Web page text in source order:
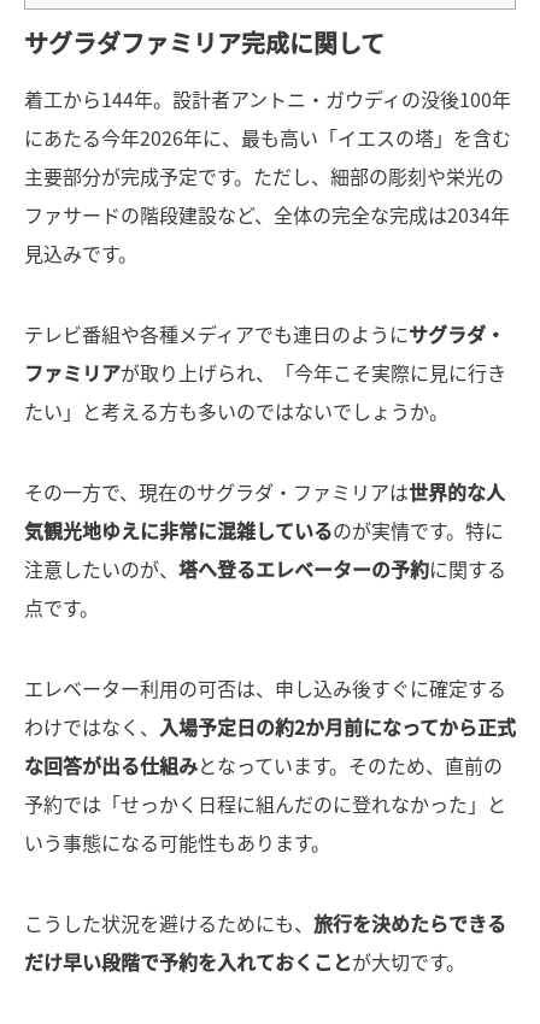
サグラダファミリア完成に関して
着工から144年。設計者アントニ・ガウディの没後100年
にあたる今年2026年に、最も高い「イエスの塔」を含む
主要部分が完成予定です。ただし、細部の彫刻や栄光の
ファサードの階段建設など、全体の完全な完成は2034年
見込みです。
テレビ番組や各種メディアでも連日のようにサグラダ・
ファミリアが取り上げられ、「今年こそ実際に見に行き
たい」と考える方も多いのではないでしょうか。
その一方で、現在のサグラダ・ファミリアは世界的な人
気観光地ゆえに非常に混雑しているのが実情です。特に
注意したいのが、 塔へ登るエレベーターの予約に関する
点です。
エレベーター利用の可否は、申し込み後すぐに確定する
わけではなく、 入場予定日の約2か月前になってから正式
な回答が出る仕組みとなっています。そのため、直前の
予約では「せっかく日程に組んだのに登れなかった」と
いう事態になる可能性もあります。
こうした状況を避けるためにも、 旅行を決めたらできる
だけ早い段階で予約を入れておくことが大切です。